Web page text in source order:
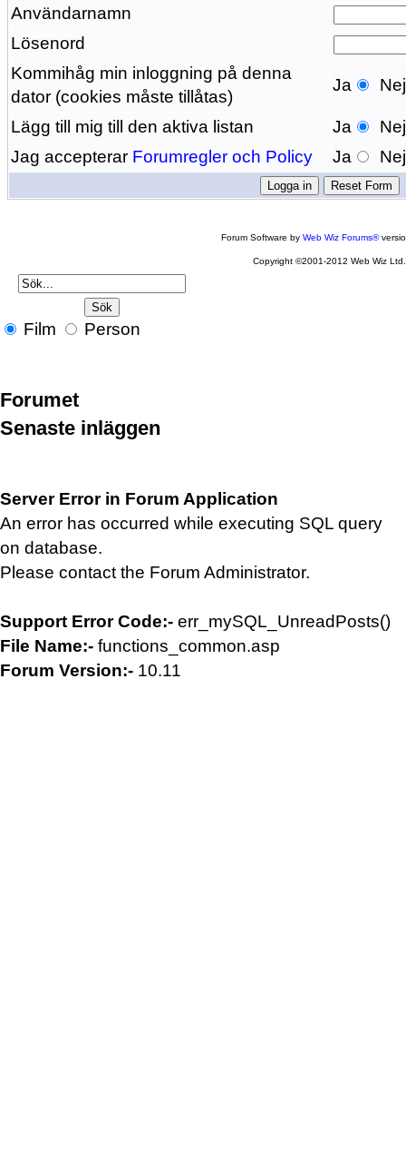
Användarnamn
Lösenord
Kommihåg min inloggning på denna
dator (cookies måste tillåtas)
Ja Nej
Lägg till mig till den aktiva listan Ja
Nej
Jag accepterar Forumregler och Policy Ja Nej
Forum Software byWeb Wiz Forums®
Copyright ©2001-2012 Web Wiz Ltd.
Film Person
Forumet
Senaste inläggen
Server Error in Forum Application
An error has occurred while executing SQL query
on database.
Please contact the Forum Administrator.
Support Error Code:- err_mySQL_UnreadPosts()
File Name:- functions_common.asp
Forum Version:- 10.11